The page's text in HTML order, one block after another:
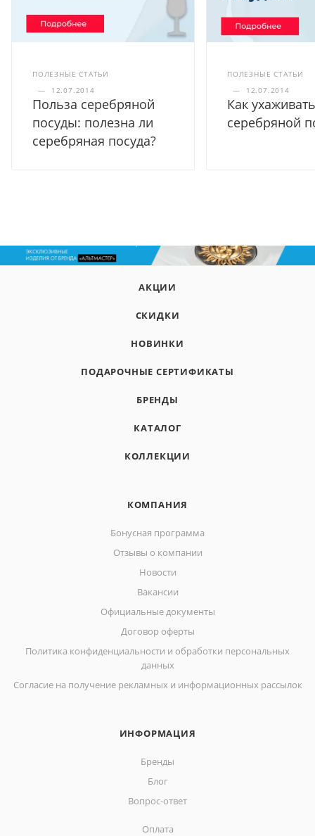
ПОЛЕЗНЫЕ СТАТЬИ
—
12.07.2014
Польза серебряной
посуды: полезна ли
серебряная посуда?
ПОЛЕЗНЫЕ СТАТЬИ
—
12.07.2014
Как
серебряной
АКЦИИ
СКИДКИ
НОВИНКИ
ПОДАРОЧНЫЕ СЕРТИФИКАТЫ
БРЕНДЫ
КАТАЛОГ
КОЛЛЕКЦИИ
КОМПАНИЯ
Бонусная программа
Отзывы о компании
Новости
Вакансии
Официальные документы
Договор оферты
Политика конфиденциальности и обработки персональных
данных
Согласие на получение рекламных и информационных рассылок
ИНФОРМАЦИЯ
Бренды
Блог
Вопрос-ответ
Оплата